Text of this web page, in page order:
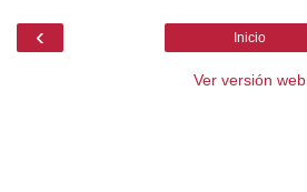
‹ Inicio
Ver versión web